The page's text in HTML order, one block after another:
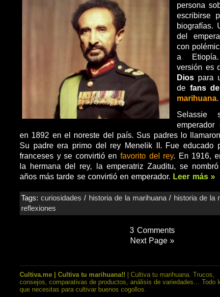
persona
escribirse
biografías.
del
con
a
versión es
Dios para
de fans
marihuana.
Selassie
en 1892 en el noreste del país. Sus padres lo
Su padre era primo del rey Menelik II. Fue educado
franceses y se convirtió en favorito del rey. En 1916,
la hermana del rey, la emperatriz Zauditu, se
años más tarde se convirtió en emperador. Leer más »
Tags:curiosidades / historia de la marihuana / historia de la
reflexiones
3 Comments
Next Page »
Cultiva.me | Cultiva tu marihuana!! | Cultiva tu marihuana. Trucos,
consejos, comparativas de productos, análisis de variedades… Todo
que necesitas para cultivar buenos cogollos.